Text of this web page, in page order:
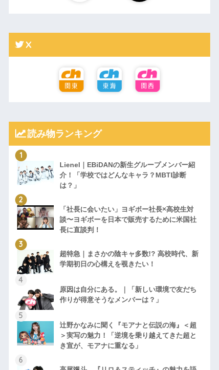
X
読み物ランキング
Lienel｜EBiDANの新生グループメンバー紹
介！「学校ではどんなキャラ？MBTI診断
は？」
「社長に会いたい」ヨギボー社長×高校生対
談〜ヨギボーを日本で販売するために米国社
長に直談判！
超特急｜まさかの陰キャ多数!? 高校時代、新
学期初日の心構えを覗きたい！
原因は自分にある。｜「新しい環境で友だち
作りが得意そうなメンバーは？」
辻野かなみに聞く『モアナと伝説の海』＜超
＞実写の魅力！「逆境を乗り越えてきた超と
き宣が、モアナに重なる」